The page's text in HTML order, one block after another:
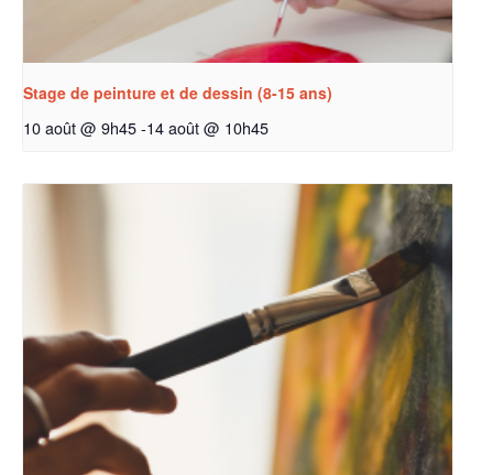
Stage de peinture et de dessin (8-15 ans)
10 août @ 9h45-14 août @ 10h45